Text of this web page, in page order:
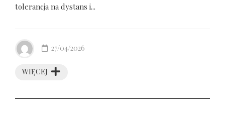
tolerancja na dystans i...
WIĘCEJ
27/04/2026